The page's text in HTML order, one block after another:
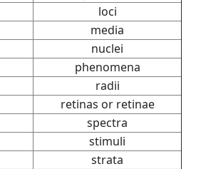
loci
media
nuclei
phenomena
radii
retinas or retinae
spectra
stimuli
strata